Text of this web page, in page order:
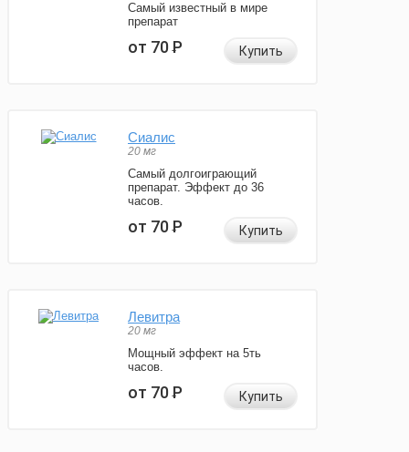
Самый известный в мире
препарат
от 70Р Купить
Сиалис
20 мг
Самый долгоиграющий
препарат. Эффект до 36
часов.
от 70Р Купить
Левитра
20 мг
Мощный эффект на 5ть
часов.
от 70Р Купить